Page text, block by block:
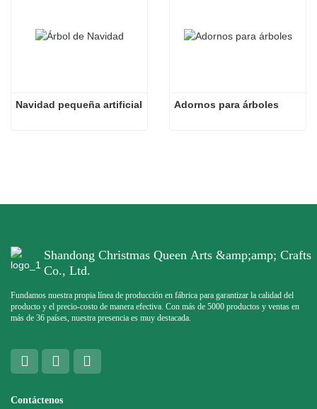
Navidad pequeña artificial Adornos para árboles
Shandong Christmas Queen Arts &amp;amp; Crafts
Co., Ltd.
Fundamos nuestra propia línea de producción en fábrica para garantizar la calidad del
producto y el precio-costo de manera efectiva. Con más de 5000 productos y ventas en
más de 36 países, nuestra presencia es muy destacada.
Contáctenos